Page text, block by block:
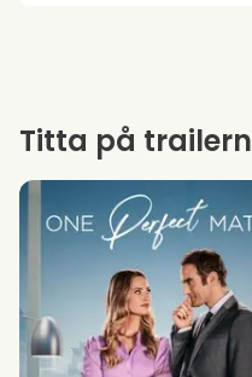
Titta på trailern